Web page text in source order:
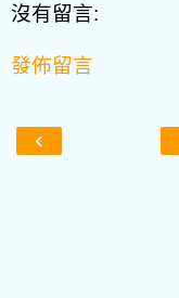
沒有留言:
發佈留言
‹